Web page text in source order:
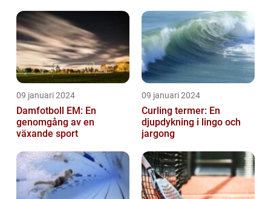
09 januari 2024
Damfotboll EM: En
genomgång av en
växande sport
09 januari 2024
Curling termer: En
djupdykning i lingo och
jargong